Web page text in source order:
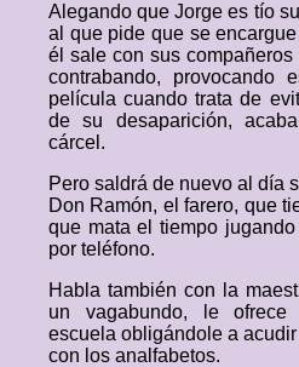
Alegando que Jorge es tío
al que pide que se
él sale con sus
contrabando, provocando
película cuando trata de
de su desaparición,
cárcel.
Pero saldrá de nuevo al día
Don Ramón, el farero, que
que mata el tiempo
por teléfono.
Habla también con la
un vagabundo, le
escuela obligándole a
con los analfabetos.